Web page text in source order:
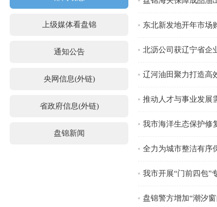
上级媒体看盘锦
通知公告
央网信息(外链)
省政府信息(外链)
盘锦新闻
东北新发地开年市场
北沥公司获辽宁省企
辽河油田聚力打造高
推动人才与事业发展
我市海洋生态保护修
全力为城市整洁有序
我市开展“门前四包”
盘锦警方增加“潮汐窗